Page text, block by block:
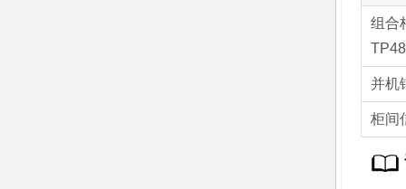
组合
并机
柜间